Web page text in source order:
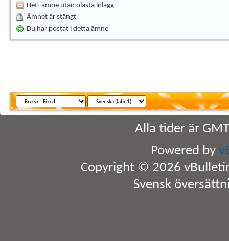
Hett ämne utan olästa inlägg
Ämnet är stängt
Du har postat i detta ämne
Alla tider är
Powered by
Copyright © 2026
Svensk